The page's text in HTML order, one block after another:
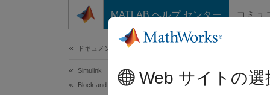
コンテンツへスキップ
MATLAB ヘルプ センター コミュ
ドキュメンテーションのホーム
Simulink
Block and Blockset AuthoringWeb サイトの選